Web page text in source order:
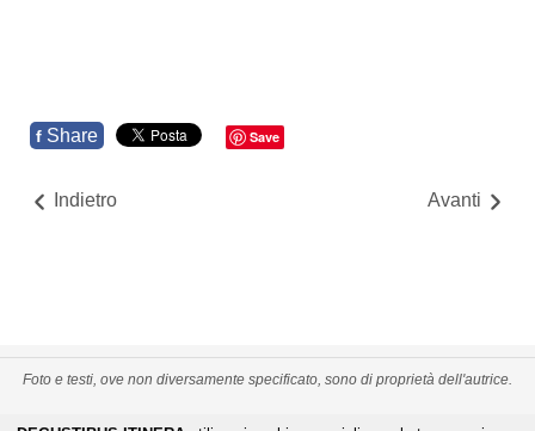
f Share Save
Indietro Avanti
Foto e testi, ove non diversamente specificato, sono di proprietà dell'autrice.